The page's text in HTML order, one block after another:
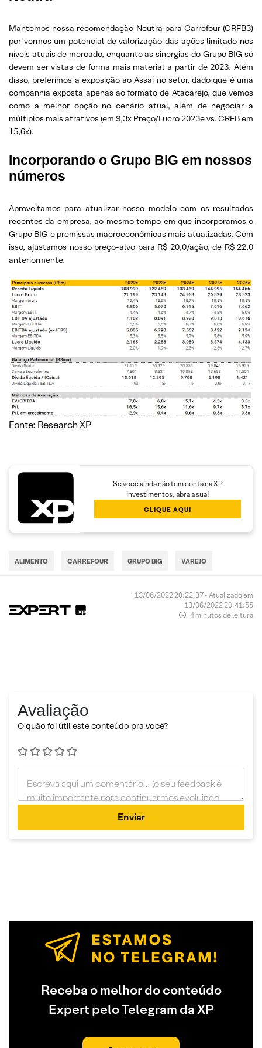
Mantemos nossa recomendação Neutra para Carrefour (CRFB3)
por vermos um potencial de valorização das ações limitado nos
níveis atuais de mercado, enquanto as sinergias do Grupo BIG só
devem ser vistas de forma mais material a partir de 2023. Além
disso, preferimos a exposição ao Assaí no setor, dado que é uma
companhia exposta apenas ao formato de Atacarejo, que vemos
como a melhor opção no cenário atual, além de negociar a
múltiplos mais atrativos (em 9,3x Preço/Lucro 2023e vs. CRFB em
15,6x).
Incorporando o Grupo BIG em nossos
números
Aproveitamos para atualizar nosso modelo com os resultados
recentes da empresa, ao mesmo tempo em que incorporamos o
Grupo BIG e premissas macroeconômicas mais atualizadas. Com
isso, ajustamos nosso preço-alvo para R$ 20,0/ação, de R$ 22,0
anteriormente.
Fonte: Research XP
Se você ainda não tem conta na XP
Investimentos, abra a sua!
CLIQUE AQUI
ALIMENTO CARREFOUR GRUPO BIG VAREJO
13/06/2022 20:22:37 • Atualizado em
13/06/2022 20:41:55
4 minutos de leitura
Avaliação
O quão foi útil este conteúdo pra você?
Enviar
Receba o melhor do conteúdo
Expert pelo Telegram da XP